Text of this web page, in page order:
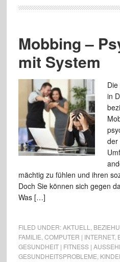
Mobbing –
mit System
in
der
mächtig zu fühlen und ihren
Doch Sie können sich gegen
Was […]
FILED UNDER:AKTUELL
FAMILIE COMPUTER | INTERNET,
GESUNDHEIT | FITNESS |
GESUNDHEITSPROBLEME